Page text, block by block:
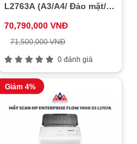
L2763A (A3/A4/ Đảo mặt/
70,790,000 VNĐ
71,500,000 VNĐ
0 đánh giá
Giảm 4%